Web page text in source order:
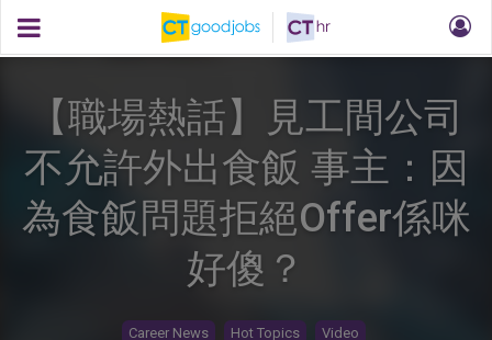
【職場熱話】見工間公司
不允許外出食飯 事主：因
為食飯問題拒絕Offer係咪
好傻？
Career News Hot Topics Video